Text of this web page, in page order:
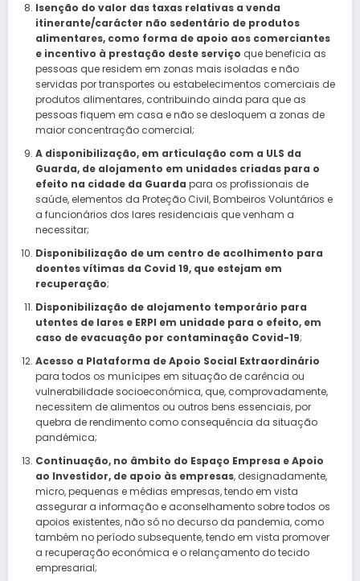
Isenção do valor das taxas relativas a venda
itinerante/carácter não sedentário de produtos
alimentares, como forma de apoio aos comerciantes
e incentivo à prestação deste serviço que beneficia as
pessoas que residem em zonas mais isoladas e não
servidas por transportes ou estabelecimentos comerciais de
produtos alimentares, contribuindo ainda para que as
pessoas fiquem em casa e não se desloquem a zonas de
maior concentração comercial;
A disponibilização, em articulação com a ULS da
Guarda, de alojamento em unidades criadas para o
efeito na cidade da Guarda para os profissionais de
saúde, elementos da Proteção Civil, Bombeiros Voluntários e
a funcionários dos lares residenciais que venham a
necessitar;
Disponibilização de um centro de acolhimento para
doentes vítimas da Covid 19, que estejam em
recuperação;
Disponibilização de alojamento temporário para
utentes de lares e ERPI em unidade para o efeito, em
caso de evacuação por contaminação Covid-19;
Acesso a Plataforma de Apoio Social Extraordinário
para todos os munícipes em situação de carência ou
vulnerabilidade socioeconómica, que, comprovadamente,
necessitem de alimentos ou outros bens essenciais, por
quebra de rendimento como consequência da situação
pandémica;
Continuação, no âmbito do Espaço Empresa e Apoio
ao Investidor, de apoio às empresas, designadamente,
micro, pequenas e médias empresas, tendo em vista
assegurar a informação e aconselhamento sobre todos os
apoios existentes, não só no decurso da pandemia, como
também no período subsequente, tendo em vista promover
a recuperação económica e o relançamento do tecido
empresarial;